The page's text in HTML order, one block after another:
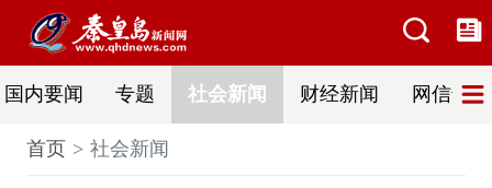
国内要闻 专题 社会新闻 财经新闻 网信普法
首页 社会新闻